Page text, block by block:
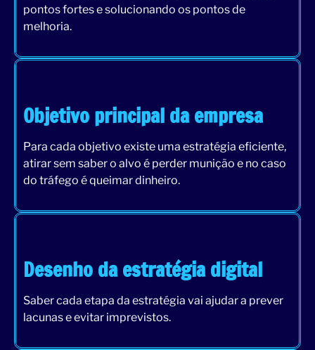
pontos fortes e solucionando os pontos de
melhoria.
Objetivo principal da empresa
Para cada objetivo existe uma estratégia eficiente,
atirar sem saber o alvo é perder munição e no caso
do tráfego é queimar dinheiro.
Desenho da estratégia digital
Saber cada etapa da estratégia vai ajudar a prever
lacunas e evitar imprevistos.